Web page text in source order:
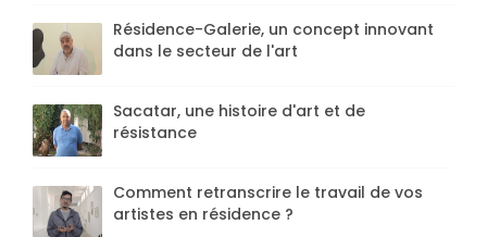
Résidence-Galerie, un concept innovant
dans le secteur de l'art
Sacatar, une histoire d'art et de
résistance
Comment retranscrire le travail de vos
artistes en résidence ?